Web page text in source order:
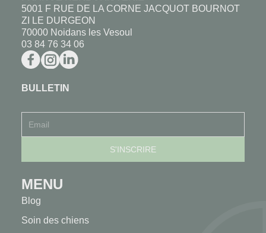
5001 F RUE DE LA CORNE JACQUOT BOURNOT
ZI LE DURGEON
70000 Noidans les Vesoul
03 84 76 34 06
BULLETIN
MENU
Blog
Soin des chiens